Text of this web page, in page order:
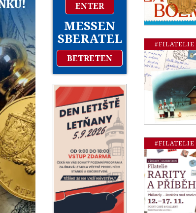
ENTER
MESSEN
SBERATEL
BETRETEN
#FILATELIE
#FILATELIE